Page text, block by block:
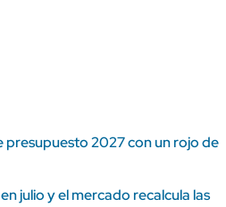
presupuesto 2027 con un rojo de
julio y el mercado recalcula las